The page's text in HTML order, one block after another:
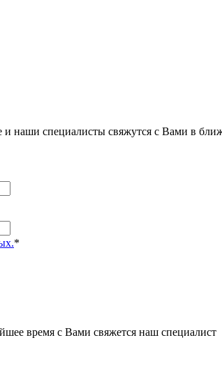
наши специалисты свяжутся с Вами в
*
время с Вами свяжется наш специалист